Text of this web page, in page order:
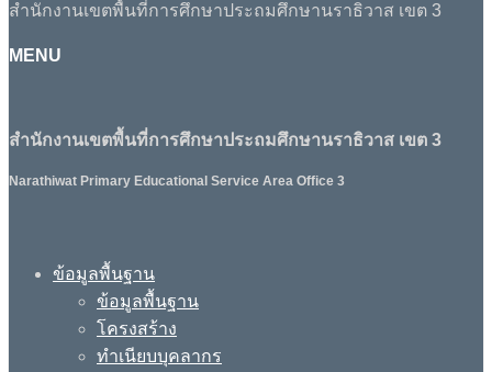
สำนักงานเขตพื้นที่การศึกษาประถมศึกษานราธิวาส เขต 3
MENU
สำนักงานเขตพื้นที่การศึกษาประถมศึกษานราธิวาส เขต 3
Narathiwat Primary Educational Service Area Office 3
ข้อมูลพื้นฐาน
ข้อมูลพื้นฐาน
โครงสร้าง
ทำเนียบบุคลากร